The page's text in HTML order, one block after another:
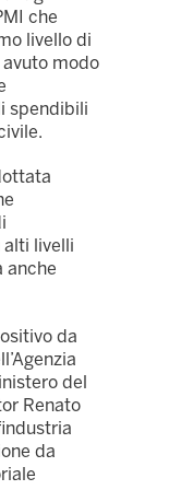
che
livello di
modo
spendibili
alti livelli
anche
da
del
Renato
da